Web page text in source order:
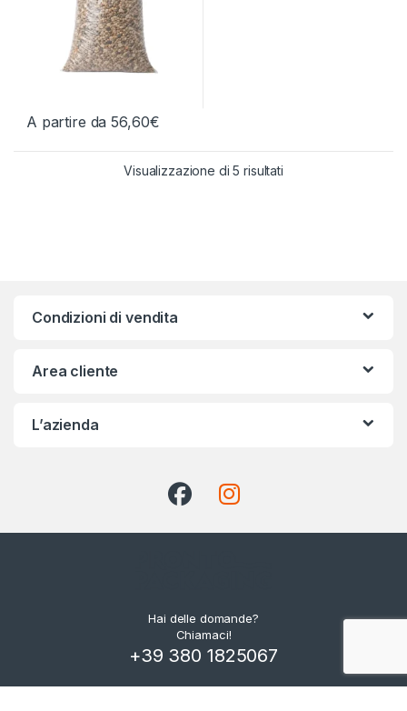
A partire da56,60€
Questo prodotto ha più varianti. Le opzioni possono essere
Visualizzazione di 5 risultatiOrdina in base al
Condizioni di vendita
Area cliente
L’azienda
Hai delle domande?
Chiamaci!
+39 380 1825067